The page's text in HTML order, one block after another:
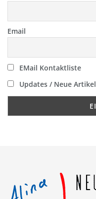
Email
EMail Kontaktliste
Updates / Neue Artikel